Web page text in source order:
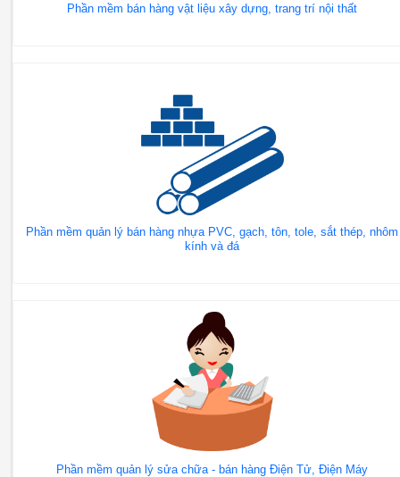
Phần mềm bán hàng vật liệu xây dựng, trang trí nội thất
Phần mềm quản lý bán hàng nhựa PVC, gạch, tôn, tole, sắt thép, nhôm
kính và đá
Phần mềm quản lý sửa chữa - bán hàng Điện Tử, Điện Máy